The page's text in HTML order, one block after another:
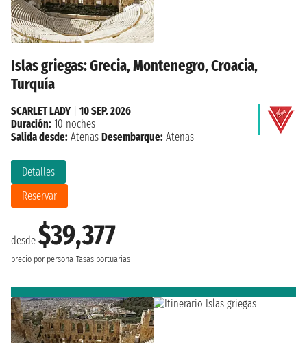
Islas griegas: Grecia, Montenegro, Croacia,
Turquía
desde $39,377
precio por persona Tasas portuarias
Detalles
Reservar
SCARLET LADY
10 SEP. 2026
Duración: 10 noches
Salida desde: Atenas Desembarque: Atenas